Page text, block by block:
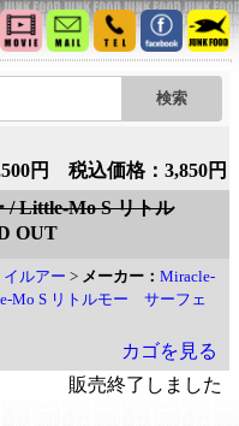
円 税込価格：3,850円
Little-Mo S リトル
OUT
イルアー > メーカー： Miracle-
Mo S リトルモー サーフェ
カゴを見る
販売終了しました